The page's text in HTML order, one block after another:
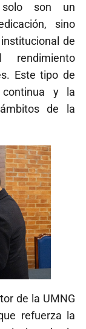
solo son un
sino
de
Este tipo de
y la
de la
de la UMNG
refuerza la